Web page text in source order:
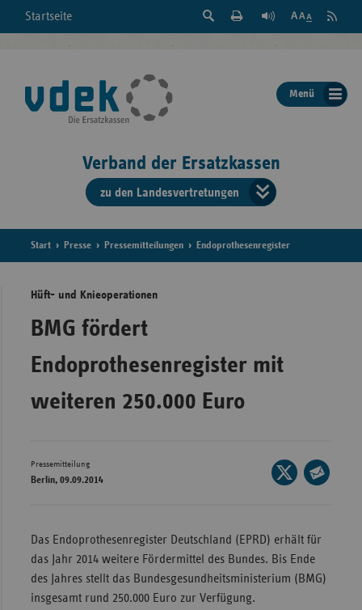
Startseite
Suche
der
Seite
Feed
Menü
Verband der Ersatzkassen
zu den Landesvertretungen
der
Start Presse Pressemitteilungen Endoprothesenregister
Hüft- und Knieoperationen
BMG fördert
Endoprothesenregister mit
weiteren 250.000 Euro
Pressemitteilung
Berlin, 09.09.2014
Seite
auf
teilen
Das Endoprothesenregister Deutschland (EPRD) erhält für
das Jahr 2014 weitere Fördermittel des Bundes. Bis Ende
des Jahres stellt das Bundesgesundheitsministerium (BMG)
insgesamt rund 250.000 Euro zur Verfügung.